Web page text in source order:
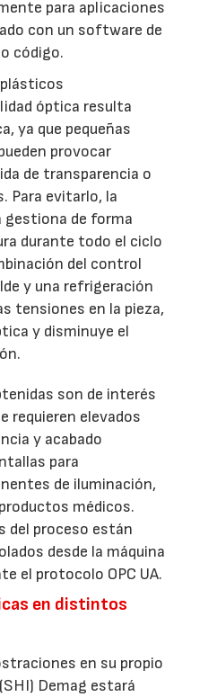
para aplicaciones
con un software de
código.
óptica resulta
ya que pequeñas
provocar
de transparencia o
Para evitarlo, la
gestiona de forma
durante todo el ciclo
del control
y una refrigeración
tensiones en la pieza,
y disminuye el
son de interés
requieren elevados
y acabado
para
de iluminación,
médicos.
del proceso están
desde la máquina
el protocolo OPC UA.
en distintos
en su propio
Demag estará